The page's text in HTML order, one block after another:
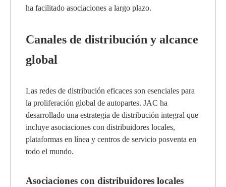
ha facilitado asociaciones a largo plazo.
Canales de distribución y alcance
global
Las redes de distribución eficaces son esenciales para
la proliferación global de autopartes. JAC ha
desarrollado una estrategia de distribución integral que
incluye asociaciones con distribuidores locales,
plataformas en línea y centros de servicio posventa en
todo el mundo.
Asociaciones con distribuidores locales